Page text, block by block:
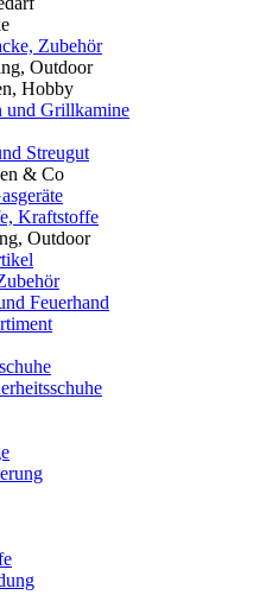
Zubehör
Outdoor
Hobby
und Grillkamine
Streugut
& Co
Kraftstoffe
Outdoor
Feuerhand